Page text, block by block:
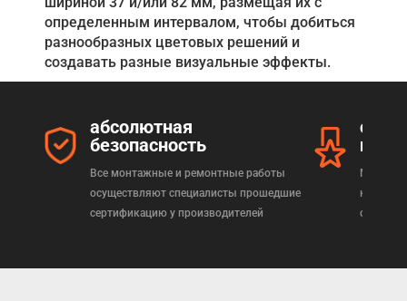
определенным интервалом, чтобы добиться
разнообразных цветовых решений и
создавать разные визуальные эффекты.
абсолютная
безопасность
Все монтажные и ремонтные работы
осуществляют специалисты прошедшие
сертификацию у производителей
Мы